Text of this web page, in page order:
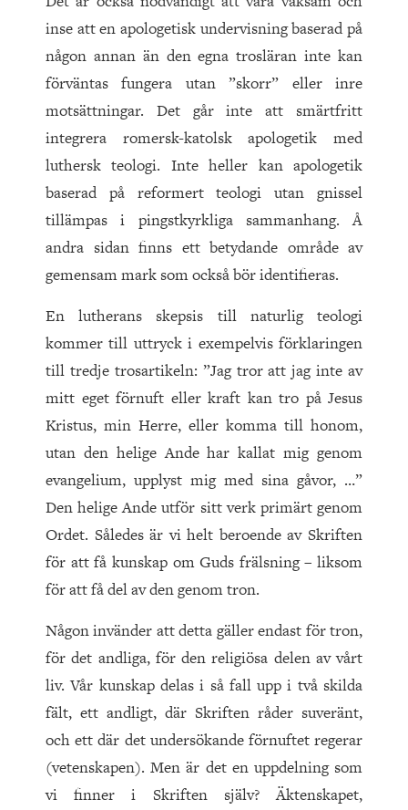
inse att en apologetisk undervisning baserad på
någon annan än den egna trosläran inte kan
förväntas fungera utan ”skorr” eller inre
motsättningar. Det går inte att smärtfritt
integrera romersk-katolsk apologetik med
luthersk teologi. Inte heller kan apologetik
baserad på reformert teologi utan gnissel
tillämpas i pingstkyrkliga sammanhang. Å
andra sidan finns ett betydande område av
gemensam mark som också bör identifieras.
En lutherans skepsis till naturlig teologi
kommer till uttryck i exempelvis förklaringen
till tredje trosartikeln: ”Jag tror att jag inte av
mitt eget förnuft eller kraft kan tro på Jesus
Kristus, min Herre, eller komma till honom,
utan den helige Ande har kallat mig genom
evangelium, upplyst mig med sina gåvor, …”
Den helige Ande utför sitt verk primärt genom
Ordet. Således är vi helt beroende av Skriften
för att få kunskap om Guds frälsning – liksom
för att få del av den genom tron.
Någon invänder att detta gäller endast för tron,
för det andliga, för den religiösa delen av vårt
liv. Vår kunskap delas i så fall upp i två skilda
fält, ett andligt, där Skriften råder suveränt,
och ett där det undersökande förnuftet regerar
(vetenskapen). Men är det en uppdelning som
vi finner i Skriften själv? Äktenskapet,